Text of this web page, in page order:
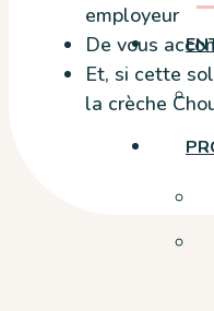
employeur
De vous
Et, si cette
la crèche